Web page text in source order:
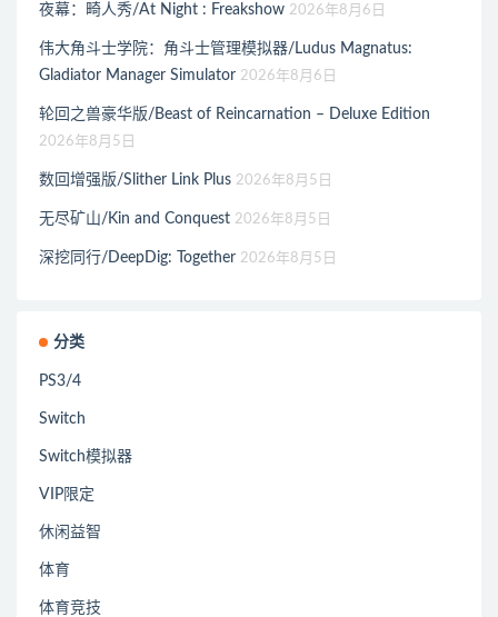
夜幕：畸人秀/At Night : Freakshow 2026年8月6日
伟大角斗士学院：角斗士管理模拟器/Ludus Magnatus:
Gladiator Manager Simulator 2026年8月6日
轮回之兽豪华版/Beast of Reincarnation – Deluxe Edition
2026年8月5日
数回增强版/Slither Link Plus 2026年8月5日
无尽矿山/Kin and Conquest 2026年8月5日
深挖同行/DeepDig: Together 2026年8月5日
分类
PS3/4
Switch
Switch模拟器
VIP限定
休闲益智
体育
体育竞技